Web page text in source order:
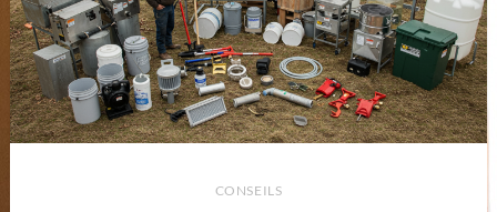
CONSEILS